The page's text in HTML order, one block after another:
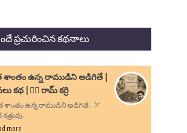
ప్రచురించిన కథనాలు
శాంతం ఉన్న రాముడిని అడిగితే |
కథ | ✍🏻 రామ్ కర్రి
శాంతం ఉన్న రాముడిని అడిగితే...🏹
more